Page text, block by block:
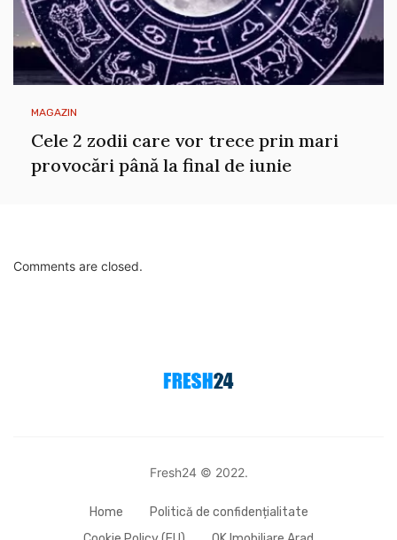
MAGAZIN
Cele 2 zodii care vor trece prin mari
provocări până la final de iunie
Comments are closed.
Fresh24 © 2022.
Home
Politică de confidențialitate